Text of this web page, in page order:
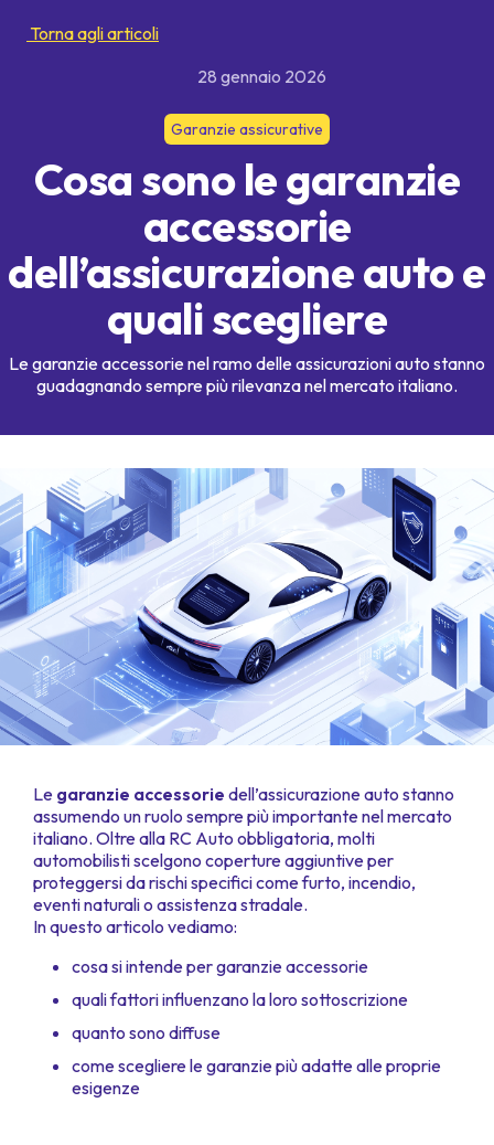
Torna agli articoli
28 gennaio 2026
Garanzie assicurative
Cosa sono le garanzie
accessorie
dell’assicurazione auto e
quali scegliere
Le garanzie accessorie nel ramo delle assicurazioni auto stanno
guadagnando sempre più rilevanza nel mercato italiano.
Le garanzie accessorie dell’assicurazione auto stanno
assumendo un ruolo sempre più importante nel mercato
italiano. Oltre alla RC Auto obbligatoria, molti
automobilisti scelgono coperture aggiuntive per
proteggersi da rischi specifici come furto, incendio,
eventi naturali o assistenza stradale.
In questo articolo vediamo:
cosa si intende per garanzie accessorie
quali fattori influenzano la loro sottoscrizione
quanto sono diffuse
come scegliere le garanzie più adatte alle proprie
esigenze